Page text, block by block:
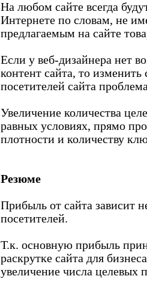
На любом сайте всегда
Интернете по словам, не
предлагаемым на сайте
Если у веб-дизайнера нет
контент сайта, то
посетителей сайта
Увеличение количества
равных условиях, прямо
плотности и количеству
Резюме
Прибыль от сайта зависит
посетителей.
Т.к. основную прибыль
раскрутке сайта для
увеличение числа целевых